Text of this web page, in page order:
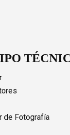
de Fotografía